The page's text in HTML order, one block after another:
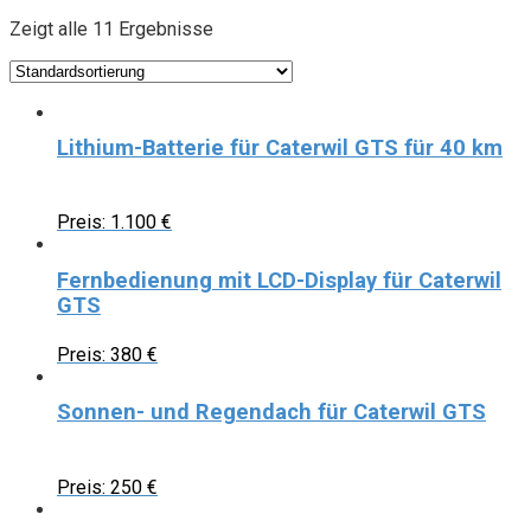
Zeigt alle 11 Ergebnisse
Lithium-Batterie für Caterwil GTS für 40 km
Preis: 1.100 €
Fernbedienung mit LCD-Display für Caterwil
GTS
Preis: 380 €
Sonnen- und Regendach für Caterwil GTS
Preis: 250 €